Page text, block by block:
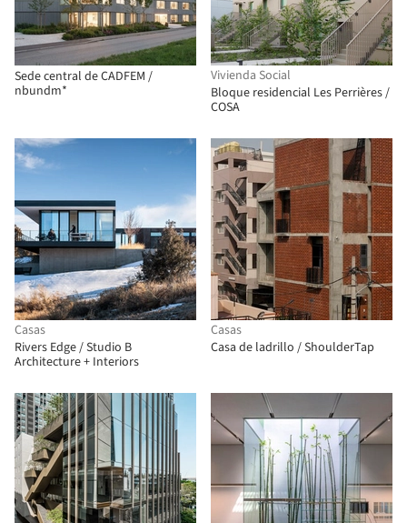
Sede central de CADFEM /
nbundm*
Vivienda Social
Bloque residencial Les Perrières /
COSA
Casas
Rivers Edge / Studio B
Architecture + Interiors
Casas
Casa de ladrillo / ShoulderTap